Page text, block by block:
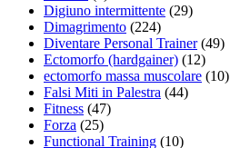
Digiuno intermittente (29)
Dimagrimento (224)
Diventare Personal Trainer(49)
Ectomorfo (hardgainer) (12)
ectomorfo massa muscolare (10)
Falsi Miti in Palestra (44)
Fitness (47)
Forza (25)
Functional Training (10)